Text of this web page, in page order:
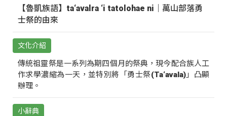
【魯凱族語】ta‘avalra ‘i tatolohae ni｜萬山部落勇
士祭的由來
文化介紹
傳統祖靈祭是一系列為期四個月的祭典，現今配合族人工
作求學濃縮為一天，並特別將「勇士祭(Ta‘avala)」凸顯
辦理。
小辭典